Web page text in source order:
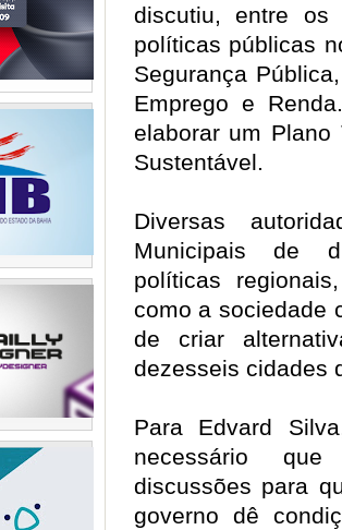
discutiu, entre
políticas públicas
Segurança
Emprego e
elaborar um Plano
Sustentável.
Diversas
Municipais de
políticas
como a sociedade
de criar
dezesseis cidades
Para Edvard
necessário
discussões para
governo dê